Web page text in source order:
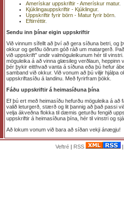
Amerískar uppskriftir - Amerískur matur.
Kjúklingauppskriftir - Kjúklingur.
Uppskriftir fyrir börn - Matur fyrir börn
Eftirréttir.
Sendu inn þínar eigin uppskriftir
Við vinnum sífellt að því að gera síðuna betri, og
okkur og gefðu öðrum góð ráð um matargerð.
við uppskrift" undir valmöguleikunum hér til
möguleika á að vinna glæsileg verðlaun, heppinn
þér þykir eitthvað vanta á síðuna eða þú hefur
samband við okkur. Við vonum að þú viljir hjálpa
uppskriftasíðu á landinu. Með fyrirfram þökk.
Fáðu uppskriftir á heimasíðuna þína
Ef þú ert með heimasíðu hefurðu möguleika á
valið leturgerð, stærð og lit þannig að það passi
velja ákveðna flokka til dæmis geturðu fengið
uppskriftir á heimasíðuna þína, hér til vinstri og
Að lokum vonum við bara að síðan vekji ánægju!
Veftré| RSS